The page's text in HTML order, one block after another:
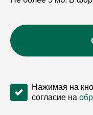
Нажимая на
согласие на